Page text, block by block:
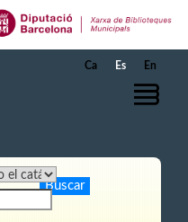
Ca Es En